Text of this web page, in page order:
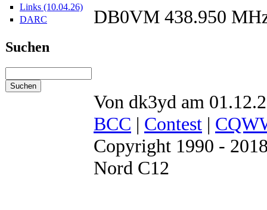
Links (10.04.26)
DARC
Suchen
DB0VM 438.950
Von dk3yd am
BCC | Contest |
Copyright 1990 -
Nord C12